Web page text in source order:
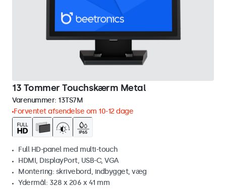
13 Tommer Touchskærm Metal
Varenummer: 13TS7M
Forventet afsendelse om 10-12 dage
Full HD-panel med multi-touch
HDMI, DisplayPort, USB-C, VGA
Montering: skrivebord, indbygget, væg
Ydermål: 328 x 206 x 41 mm